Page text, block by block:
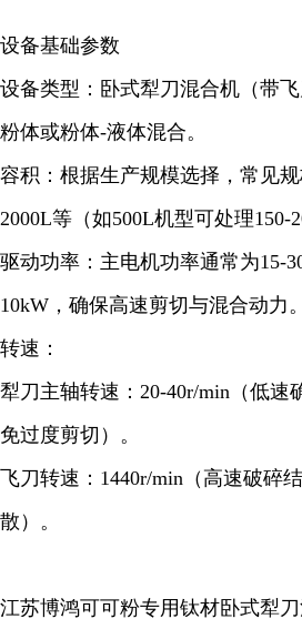
设备基础参数
设备类型：卧式犁刀混合机（带
粉体或粉体-液体混合。
容积：根据生产规模选择，常见规
2000L等（如500L机型可处理150-
驱动功率：主电机功率通常为15-
10kW，确保高速剪切与混合动力。
转速：
犁刀主轴转速：20-40r/min（低速
免过度剪切）。
飞刀转速：1440r/min（高速破碎
散）。
江苏博鸿可可粉专用钛材卧式犁